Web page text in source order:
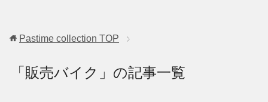
Pastime collection TOP
「販売バイク」の記事一覧